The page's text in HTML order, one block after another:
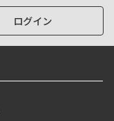
ログイン